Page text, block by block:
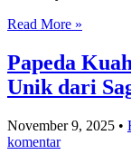
Read More »
Papeda
Unik dari
November 9, 2025 •
komentar